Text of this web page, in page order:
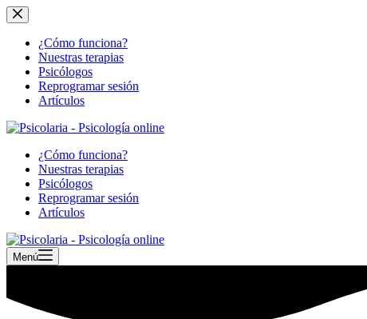
Saltar
al
contenido¿Cómo funciona?
Nuestras terapias
Psicólogos
Reprogramar sesión
Artículos
¿Cómo funciona?
Nuestras terapias
Psicólogos
Reprogramar sesión
Artículos
Menú